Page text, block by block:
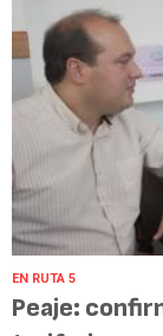
EN RUTA 5
Peaje: